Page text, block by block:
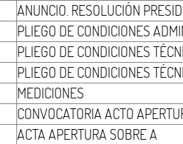
ANUNCIO. RESOLUCIÓN
PLIEGO DE CONDICIONES
PLIEGO DE CONDICIONES
PLIEGO DE CONDICIONES
MEDICIONES
CONVOCATORIA ACTO
ACTA APERTURA SOBRE A